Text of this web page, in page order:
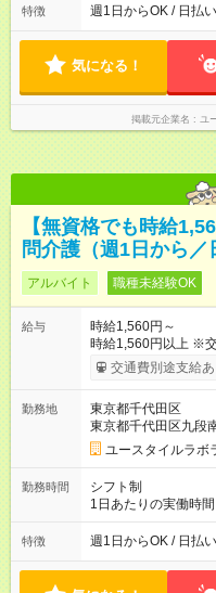
ら翌7時 ■23時から翌8時
ます。 ※曜日固定（
特徴 週1日からOK / 日払
気になる！
掲載元企業名 ユ
【無資格でも時給
問介護（週1日から
アルバイト 職種未経験OK
給与
時給1,560円～
時給1,560円以上 ※
考慮して決定します 【収入例】 週1回勤務の場合：1,560円×8時
間×4回=4万9,920円 週3回勤務の場合：1,560円×8時間×12回
9,600円 【試用期間】試用期間あり 試用期間の長さ：2ヶ月
※ 雇用形態と給与に
形態：本採用時と同
交通費別途支給あ
勤務地
東京都千代田区
東京都千代田区九段
ユースタイルラボ
勤務時間
シフト制
1日あたりの実働時
の間で8時間勤務（休憩時間は
なし ＊＊ 勤務時間例 ＊＊ ■8時から17時 ■9時から18時 ■10
定（毎週同じ曜日勤
特徴 週1日からOK / 日払